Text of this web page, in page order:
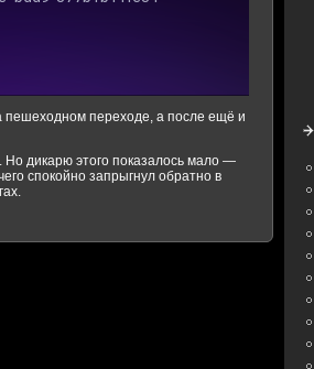
пешеходном переходе, а после ещё и
дикарю этого показалось мало —
спокойно запрыгнул обратно в